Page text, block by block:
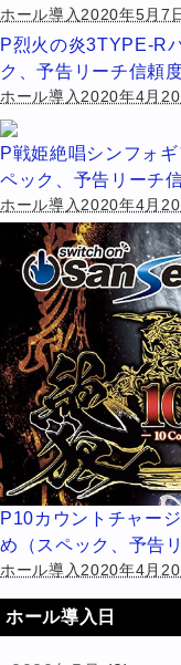
ホール導入2020年5月7
P烈火の炎3TYPE-R
ク、予告リーチ信頼
ホール導入2020年4月20
P戦姫絶唱シンフォ
ペック、予告リーチ
ホール導入2020年4月20
P10カウントチャー
め（スペック、予告
ホール導入2020年4月20
ホール導入日